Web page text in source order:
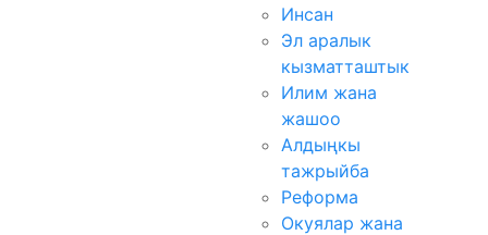
Инсан
Эл аралык
кызматташтык
Илим жана
жашоо
Алдыңкы
тажрыйба
Реформа
Окуялар жана